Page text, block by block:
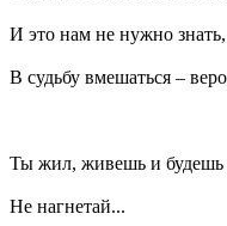
И это нам не нужно знать,
В судьбу вмешаться –
Ты жил, живешь и будешь
Не нагнетай...